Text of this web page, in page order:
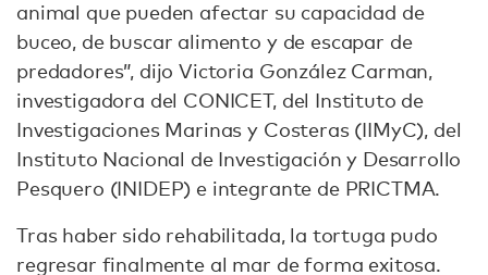
animal que pueden afectar su capacidad de
buceo, de buscar alimento y de escapar de
predadores”, dijo Victoria González Carman,
investigadora del CONICET, del Instituto de
Investigaciones Marinas y Costeras (IIMyC), del
Instituto Nacional de Investigación y Desarrollo
Pesquero (INIDEP) e integrante de PRICTMA.
Tras haber sido rehabilitada, la tortuga pudo
regresar finalmente al mar de forma exitosa.